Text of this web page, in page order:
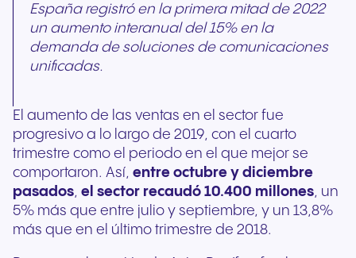
España registró en la primera mitad de 2022
un aumento interanual del 15% en la
demanda de soluciones de comunicaciones
unificadas.
El aumento de las ventas en el sector fue
progresivo a lo largo de 2019, con el cuarto
trimestre como el periodo en el que mejor se
comportaron. Así, entre octubre y diciembre
pasados, el sector recaudó 10.400 millones, un
5% más que entre julio y septiembre, y un 13,8%
más que en el último trimestre de 2018.